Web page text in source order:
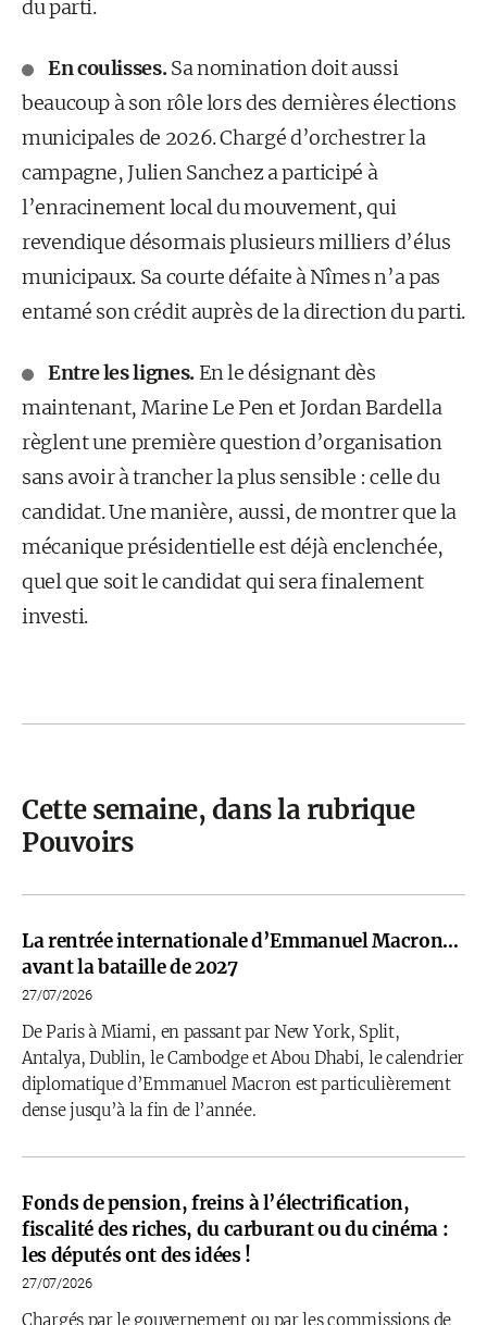
du parti.
En coulisses.Sa nomination doit aussi
beaucoup à son rôle lors des dernières élections
municipales de 2026. Chargé d’orchestrer la
campagne, Julien Sanchez a participé à
l’enracinement local du mouvement, qui
revendique désormais plusieurs milliers d’élus
municipaux. Sa courte défaite à Nîmes n’a pas
entamé son crédit auprès de la direction du parti.
Entre les lignes. En le désignant dès
maintenant, Marine Le Pen et Jordan Bardella
règlent une première question d’organisation
sans avoir à trancher la plus sensible : celle du
candidat. Une manière, aussi, de montrer que la
mécanique présidentielle est déjà enclenchée,
quel que soit le candidat qui sera finalement
investi.
Cette semaine, dans la rubrique
Pouvoirs
La rentrée internationale d’Emmanuel Macron…
avant la bataille de 2027
27/07/2026
De Paris à Miami, en passant par New York, Split,
Antalya, Dublin, le Cambodge et Abou Dhabi, le calendrier
diplomatique d’Emmanuel Macron est particulièrement
dense jusqu’à la fin de l’année.
Fonds de pension, freins à l’électrification,
fiscalité des riches, du carburant ou du cinéma :
les députés ont des idées !
27/07/2026
Chargés par le gouvernement ou par les commissions de